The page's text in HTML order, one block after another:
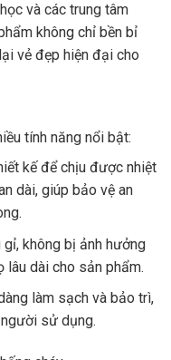
và các trung tâm
không chỉ bền bỉ
vẻ đẹp hiện đại cho
tính năng nổi bật:
kế để chịu được nhiệt
dài, giúp bảo vệ an
không bị ảnh hưởng
dài cho sản phẩm.
làm sạch và bảo trì,
sử dụng.